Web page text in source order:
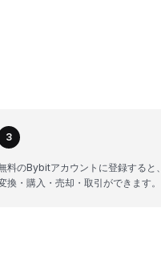
3
料のBybitアカウントに登録すると、
換・購入・売却・取引ができます。